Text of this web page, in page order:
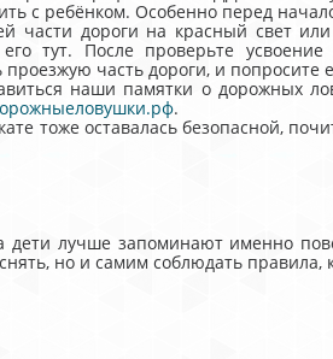
с ребёнком. Особенно перед
части дороги на красный свет
тут. После проверьте
часть дороги, и попросите
наши памятки о дорожных
.
тоже оставалась безопасной,
дети лучше запоминают именно
но и самим соблюдать